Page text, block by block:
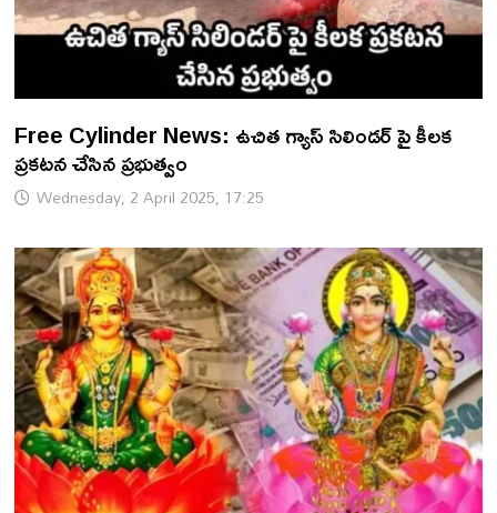
Free Cylinder News: ఉచిత గ్యాస్ సిలిండర్ పై కీలక
ప్రకటన చేసిన ప్రభుత్వం
Wednesday, 2 April 2025, 17:25